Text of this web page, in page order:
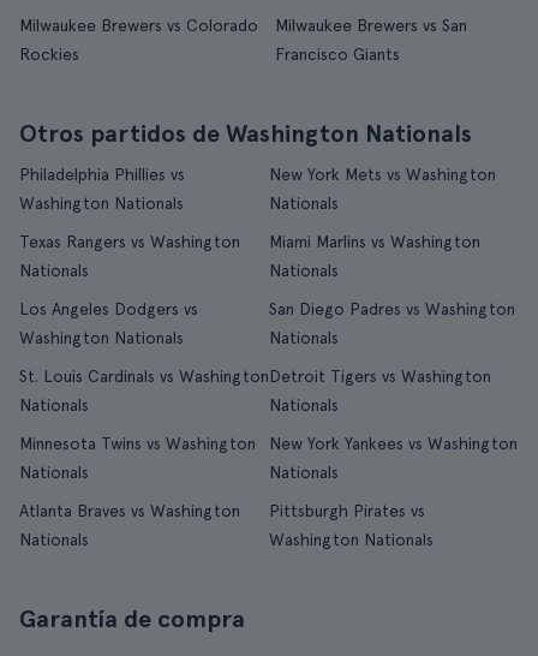
Milwaukee Brewers vs Colorado
Rockies
Milwaukee Brewers vs San
Francisco Giants
Otros partidos de Washington Nationals
Philadelphia Phillies vs
Washington Nationals
New York Mets vs Washington
Nationals
Texas Rangers vs Washington
Nationals
Miami Marlins vs Washington
Nationals
Los Angeles Dodgers vs
Washington Nationals
San Diego Padres vs Washington
Nationals
St. Louis Cardinals vs Washington
Nationals
Detroit Tigers vs Washington
Nationals
Minnesota Twins vs Washington
Nationals
New York Yankees vs Washington
Nationals
Atlanta Braves vs Washington
Nationals
Pittsburgh Pirates vs
Washington Nationals
Garantía de compra